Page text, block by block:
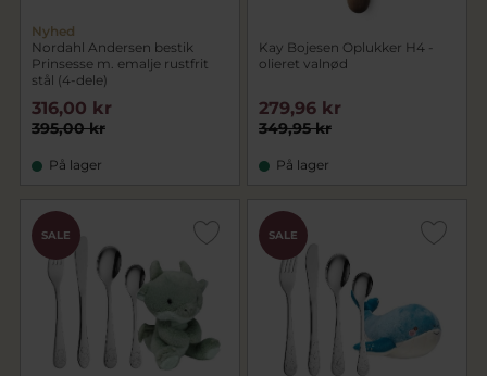
Nyhed
Nordahl Andersen bestik
Prinsesse m. emalje rustfrit
stål (4-dele)
395,00 kr
316,00 kr
På lager
Kay Bojesen Oplukker H4 -
olieret valnød
349,95 kr
279,96 kr
På lager
SALE SALE